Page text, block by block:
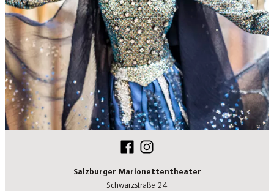
Salzburger Marionettentheater
Schwarzstraße 24